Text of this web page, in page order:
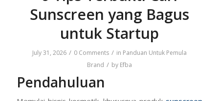
6 Tips Terbukti Cari
Sunscreen yang Bagus
untuk Startup
July 31, 2026 / 0 Comments